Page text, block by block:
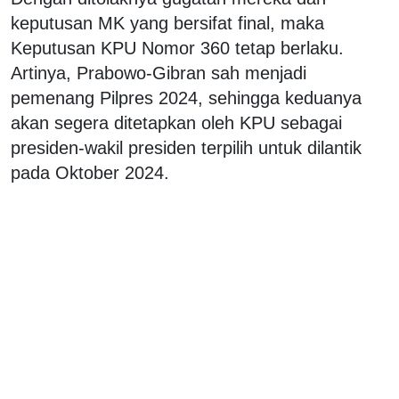
keputusan MK yang bersifat final, maka
Keputusan KPU Nomor 360 tetap berlaku.
Artinya, Prabowo-Gibran sah menjadi
pemenang Pilpres 2024, sehingga keduanya
akan segera ditetapkan oleh KPU sebagai
presiden-wakil presiden terpilih untuk dilantik
pada Oktober 2024.